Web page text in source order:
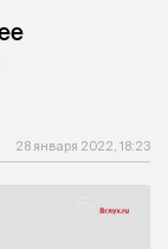
28 января 2022, 18:23